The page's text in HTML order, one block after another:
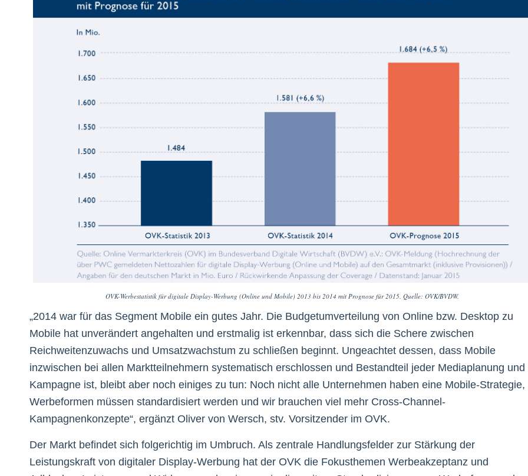
OVK-Werbestatistik für digitale Display-Werbung (Online und Mobile) 2013 bis 2014 mit Prognose für 2015. Quelle: OVK/BVDW.
„2014 war für das Segment Mobile ein gutes Jahr. Die Budgetumverteilung von Online bzw. Desktop zu
Mobile hat unverändert angehalten und erstmalig ist erkennbar, dass sich die Schere zwischen
Reichweitenzuwachs und Umsatzwachstum zu schließen beginnt. Ungeachtet dessen, dass Mobile
inzwischen bei allen Marktteilnehmern systematisch erschlossen und Bestandteil jeder Mediaplanung und
Kampagne ist, bleibt aber noch einiges zu tun: Noch nicht alle Unternehmen haben eine Mobile-Strategie,
Werbeformen müssen standardisiert werden und wir brauchen viel mehr Cross-Channel-
Kampagnenkonzepte“, ergänzt Oliver von Wersch, stv. Vorsitzender im OVK.
Der Markt befindet sich folgerichtig im Umbruch. Als zentrale Handlungsfelder zur Stärkung der
Leistungskraft von digitaler Display-Werbung hat der OVK die Fokusthemen Werbeakzeptanz und